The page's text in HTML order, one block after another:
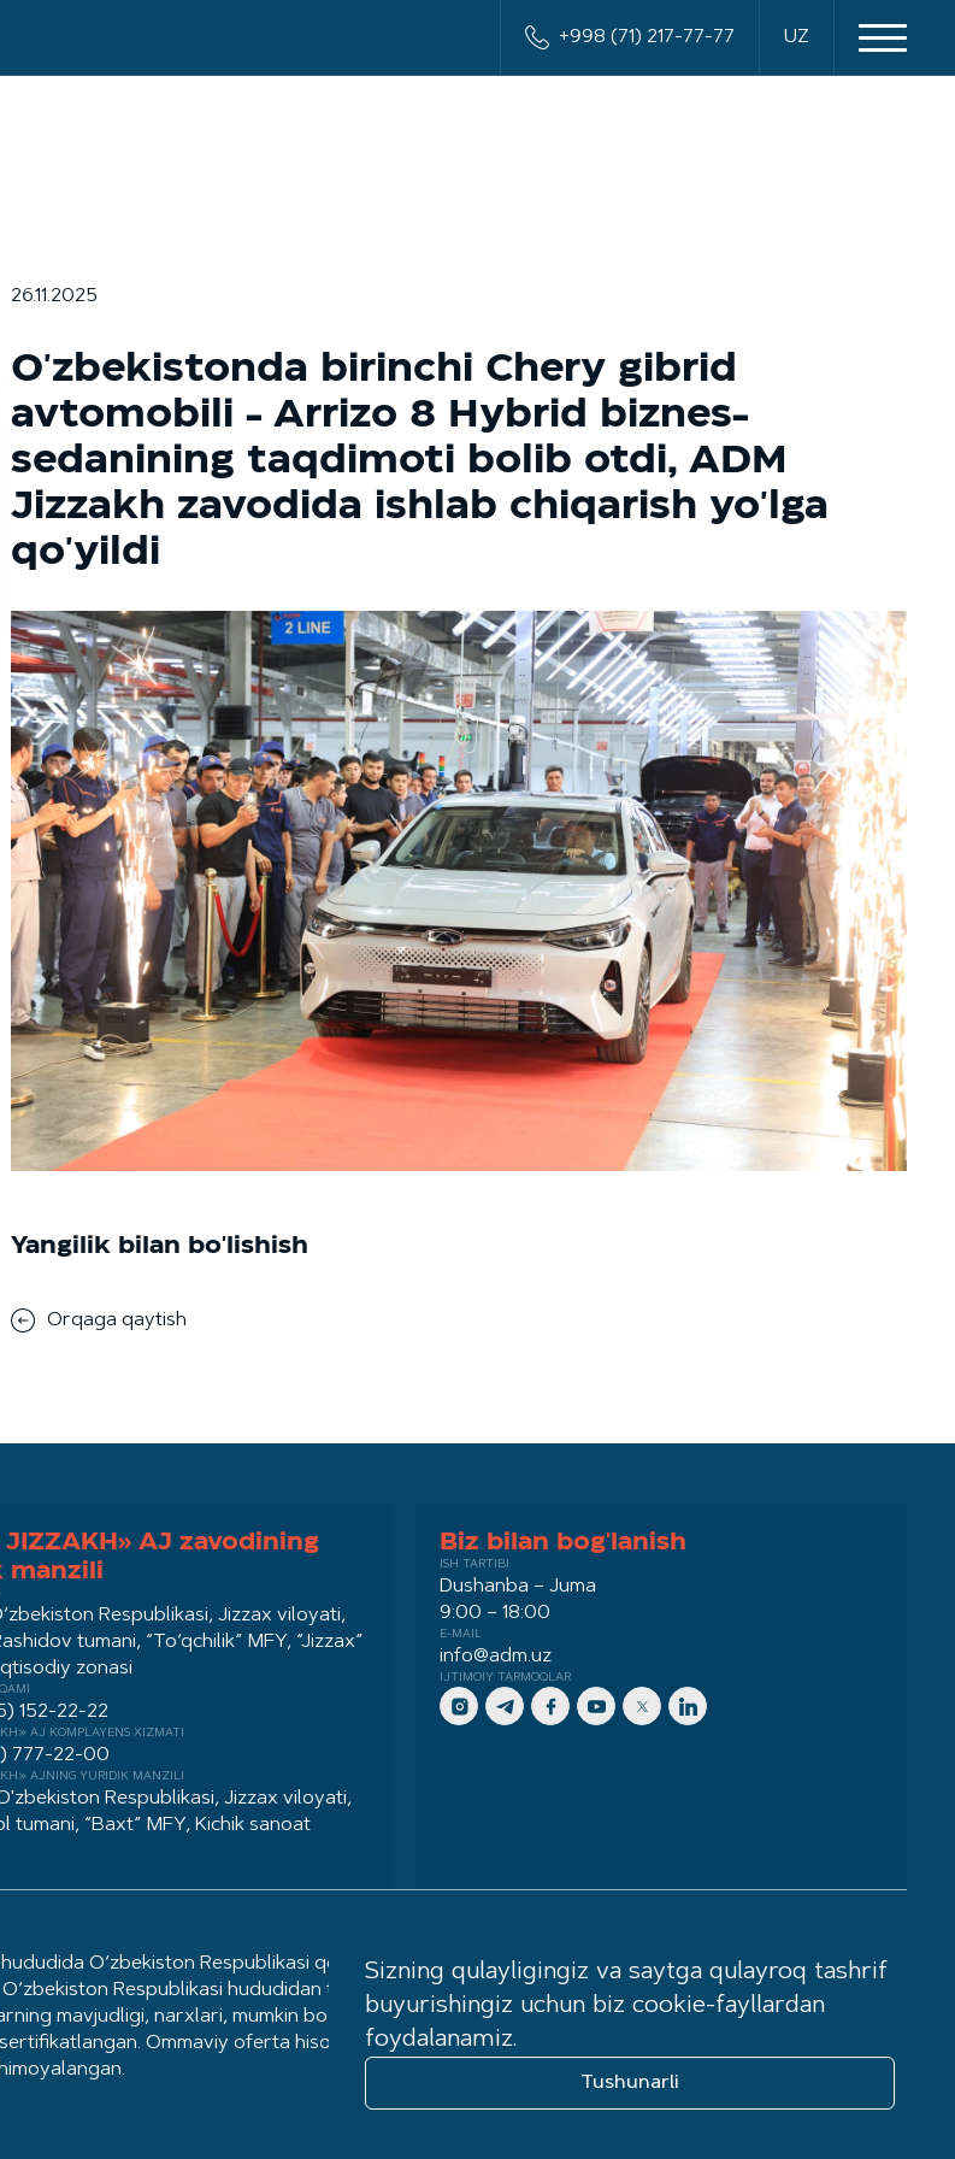
+998 (71) 217-77-77 UZ
26.11.2025
O'zbekistonda birinchi Chery gibrid
avtomobili - Arrizo 8 Hybrid biznes-
sedanining taqdimoti bolib otdi, ADM
Jizzakh zavodida ishlab chiqarish yo'lga
qo'yildi
Yangilik bilan bo'lishish
Orqaga qaytish
Sizning qulayligingiz va saytga qulayroq tashrif
buyurishingiz uchun biz cookie-fayllardan
foydalanamiz.
Tushunarli
JIZZAKH» AJ zavodining
Respublikasi, Jizzax viloyati,
tumani, “To‘qchilik” MFY, “Jizzax”
zonasi
152-22-22
AJ KOMPLAYENS XIZMATI
777-22-00
AJNING YURIDIK MANZILI
Respublikasi, Jizzax viloyati,
tumani, “Baxt” MFY, Kichik sanoat
Biz bilan bog'lanish
ISH TARTIBI
Dushanba – Juma
9:00 – 18:00
E-MAIL
info@adm.uz
IJTIMOIY TARMOQLAR
O‘zbekiston Respublikasi qonunchiligiga muvofiq faoliyat yuritadi. Sotilayotgan
Respublikasi hududidan tashqarida joylashgan shaxslarning iste’mol xulq-atvori
mavjudligi, narxlari, mumkin bo‘lgan imtiyozlar hamda xarid shartlari haqidagi ma’lumotlar
Ommaviy oferta hisoblanmaydi.